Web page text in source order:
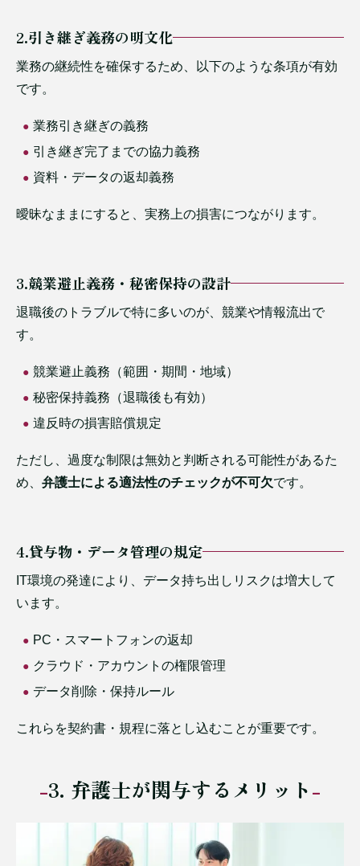
2.引き継ぎ義務の明文化
業務の継続性を確保するため、以下のような条項が有効
です。
業務引き継ぎの義務
引き継ぎ完了までの協力義務
資料・データの返却義務
曖昧なままにすると、実務上の損害につながります。
3.競業避止義務・秘密保持の設計
退職後のトラブルで特に多いのが、競業や情報流出で
す。
競業避止義務（範囲・期間・地域）
秘密保持義務（退職後も有効）
違反時の損害賠償規定
ただし、過度な制限は無効と判断される可能性があるた
め、 弁護士による適法性のチェックが不可欠です。
4.貸与物・データ管理の規定
IT環境の発達により、データ持ち出しリスクは増大して
います。
PC・スマートフォンの返却
クラウド・アカウントの権限管理
データ削除・保持ルール
これらを契約書・規程に落とし込むことが重要です。
3. 弁護士が関与するメリット